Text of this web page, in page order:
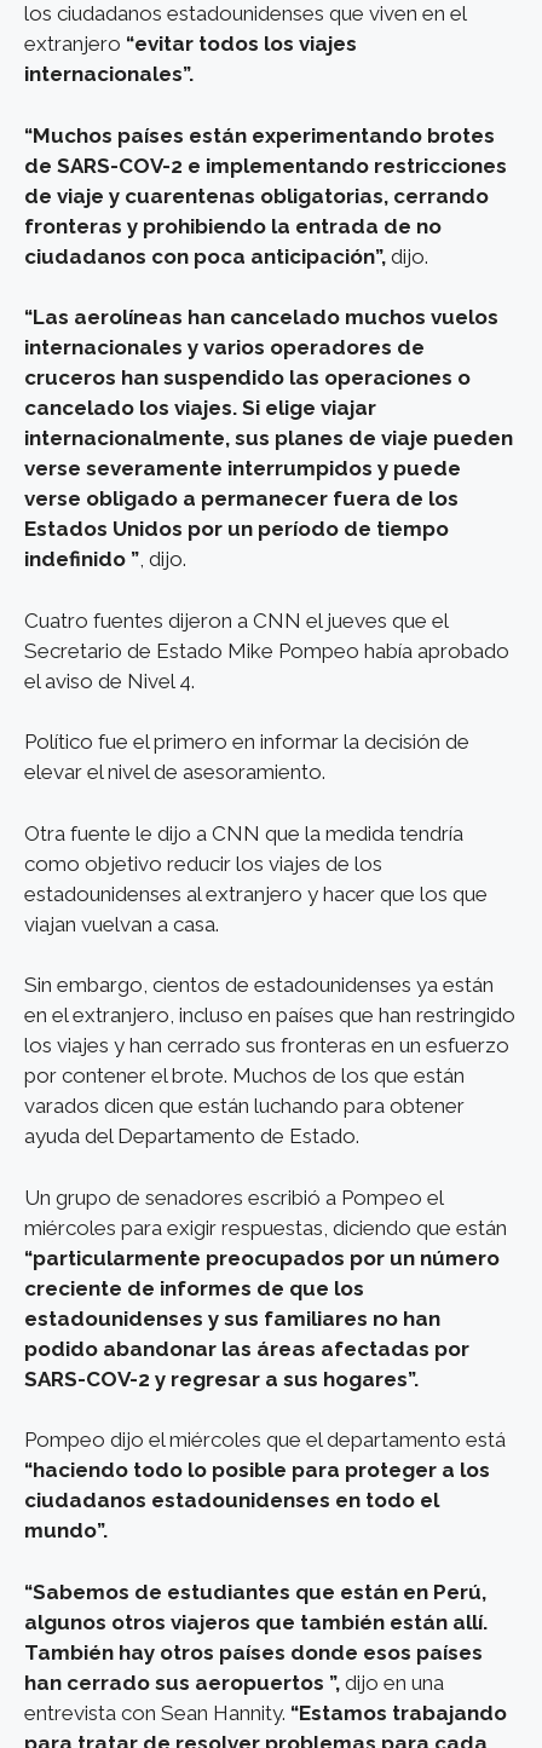
los ciudadanos estadounidenses que viven en el
extranjero “evitar todos los viajes
internacionales”.
“Muchos países están experimentando brotes
de SARS-COV-2 e implementando restricciones
de viaje y cuarentenas obligatorias, cerrando
fronteras y prohibiendo la entrada de no
ciudadanos con poca anticipación”, dijo.
“Las aerolíneas han cancelado muchos vuelos
internacionales y varios operadores de
cruceros han suspendido las operaciones o
cancelado los viajes. Si elige viajar
internacionalmente, sus planes de viaje pueden
verse severamente interrumpidos y puede
verse obligado a permanecer fuera de los
Estados Unidos por un período de tiempo
indefinido ”, dijo.
Cuatro fuentes dijeron a CNN el jueves que el
Secretario de Estado Mike Pompeo había aprobado
el aviso de Nivel 4.
Político fue el primero en informar la decisión de
elevar el nivel de asesoramiento.
Otra fuente le dijo a CNN que la medida tendría
como objetivo reducir los viajes de los
estadounidenses al extranjero y hacer que los que
viajan vuelvan a casa.
Sin embargo, cientos de estadounidenses ya están
en el extranjero, incluso en países que han restringido
los viajes y han cerrado sus fronteras en un esfuerzo
por contener el brote. Muchos de los que están
varados dicen que están luchando para obtener
ayuda del Departamento de Estado.
Un grupo de senadores escribió a Pompeo el
miércoles para exigir respuestas, diciendo que están
“particularmente preocupados por un número
creciente de informes de que los
estadounidenses y sus familiares no han
podido abandonar las áreas afectadas por
SARS-COV-2 y regresar a sus hogares”.
Pompeo dijo el miércoles que el departamento está
“haciendo todo lo posible para proteger a los
ciudadanos estadounidenses en todo el
mundo”.
“Sabemos de estudiantes que están en Perú,
algunos otros viajeros que también están allí.
También hay otros países donde esos países
han cerrado sus aeropuertos ”, dijo en una
entrevista con Sean Hannity. “Estamos trabajando
para tratar de resolver problemas para cada